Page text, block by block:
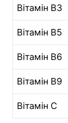
Вітамін В3
Вітамін В5
Вітамін В6
Вітамін В9
Вітамін С